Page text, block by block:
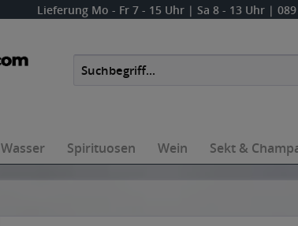
Lieferung Mo - Fr 7 - 15 Uhr | Sa 8 - 13 Uhr |
Wasser Spirituosen Wein Sekt &